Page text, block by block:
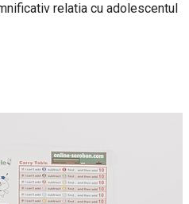
relatia cu adolescentul